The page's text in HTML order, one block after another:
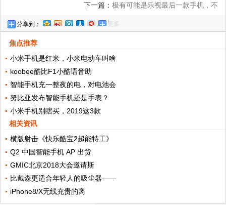
下一篇： 极有可能是乐视最后一款手机，不
分享到： 更多
焦点推荐
小米手机是红米，小米电动车叫啥
koobee酷比F1小酷语音助
智能手机充一整夜的电，对电池会
努比亚发布智能手机还是手表？
小米手机别瞎买，2019这3款
相关资讯
横版射击《快乐酷宝2超能特工》
Q2 中国智能手机 AP 出货
GMIC北京2018大会邀请斯
比戴森更适合年轻人的吸尘器——
iPhone8/X无线充贵的离